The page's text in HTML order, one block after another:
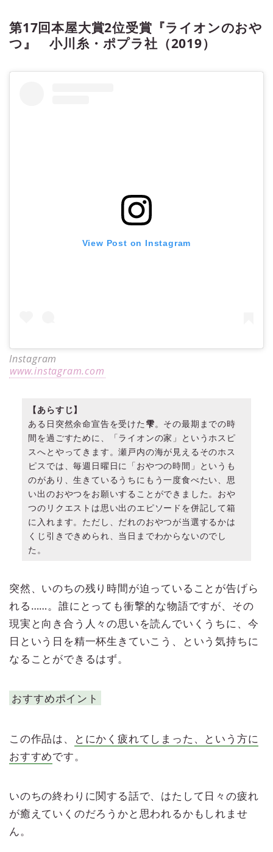
第17回本屋大賞2位受賞『ライオンのおや
つ』 小川糸・ポプラ社（2019）
View Post on Instagram
Instagram
www.instagram.com
【あらすじ】
ある日突然余命宣告を受けた 雫。その最期までの時
間を過ごすために、「ライオンの家」というホスピ
スへとやってきます。瀬戸内の海が見えるそのホス
ピスでは、毎週日曜日に「おやつの時間」というも
のがあり、生きているうちにもう一度食べたい、思
い出のおやつをお願いすることができました。おや
つのリクエストは思い出のエピソードを併記して箱
に入れます。ただし、だれのおやつが当選するかは
くじ引きできめられ、当日までわからないのでし
た。
突然、いのちの残り時間が迫っていることが告げら
れる……。誰にとっても衝撃的な物語ですが、その
現実と向き合う人々の思いを読んでいくうちに、今
日という日を精一杯生きていこう、という気持ちに
なることができるはず。
おすすめポイント
この作品は、
とにかく疲れてしまった、という方に
おすすめです。
いのちの終わりに関する話で、はたして日々の疲れ
が癒えていくのだろうかと思われるかもしれませ
ん。